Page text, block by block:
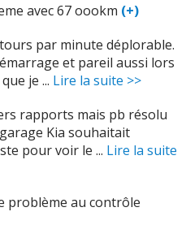
les coulisseaux et les
les jantes, les
garnitures peuvent
qui s'écaille ou une
laisse l'humidité
Les plastiques
peuvent aussi poser
sécurité.
avec 67 oookm (+)
par minute déplorable.
et pareil aussi lors
je ... Lire la suite >>
rapports mais pb résolu
Kia souhaitait
pour voir le ... Lire la suite
problème au contrôle